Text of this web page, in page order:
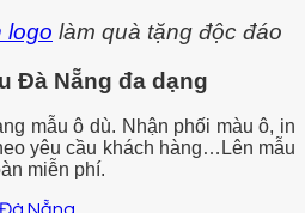
logo làm quà tặng độc đáo
Đà Nẵng đa dạng
mẫu ô dù. Nhận phối màu ô, in
yêu cầu khách hàng…Lên mẫu
miễn phí.